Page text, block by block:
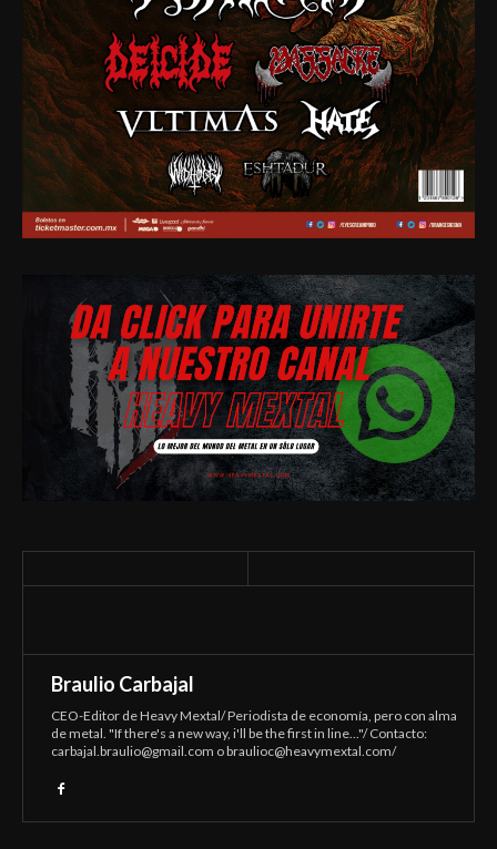
Braulio Carbajal
CEO-Editor de Heavy Mextal/ Periodista de economía, pero con alma
de metal. "If there's a new way, i'll be the first in line..."/ Contacto:
carbajal.braulio@gmail.com obraulioc@heavymextal.com/